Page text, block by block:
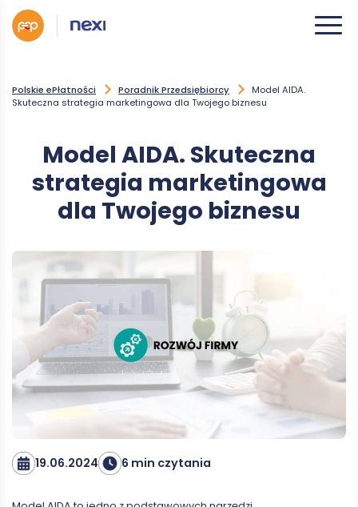
Polskie ePłatności Poradnik Przedsiębiorcy
Model AIDA.
Skuteczna strategia marketingowa dla Twojego biznesu
Model AIDA. Skuteczna
strategia marketingowa
dla Twojego biznesu
19.06.2024 6 min czytania